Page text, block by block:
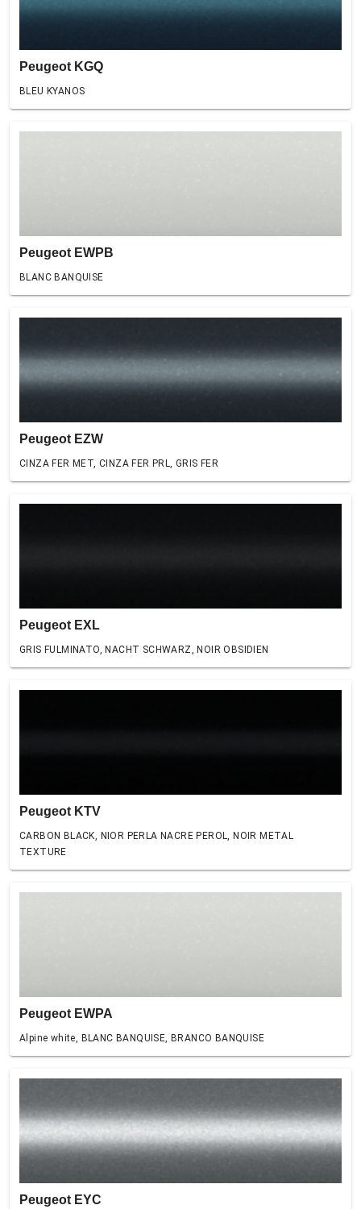
Peugeot KGQ
BLEU KYANOS
Peugeot EWPB
BLANC BANQUISE
Peugeot EZW
CINZA FER MET, CINZA FER PRL, GRIS FER
Peugeot EXL
GRIS FULMINATO, NACHT SCHWARZ, NOIR OBSIDIEN
Peugeot KTV
CARBON BLACK, NIOR PERLA NACRE PEROL, NOIR METAL
TEXTURE
Peugeot EWPA
Alpine white, BLANC BANQUISE, BRANCO BANQUISE
Peugeot EYC